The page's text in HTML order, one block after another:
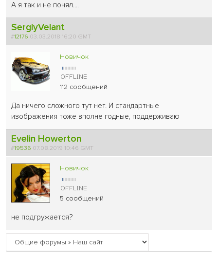
А я так и не понял....
SergiyVelant
#12176 03.03.2018 16:20 GMT
Новичок
112 сообщений
Да ничего сложного тут нет. И стандартные
изображения тоже вполне годные, поддерживаю
Evelin Howerton
#19536 07.08.2019 10:46 GMT
Новичок
5 сообщений
не подгружается?